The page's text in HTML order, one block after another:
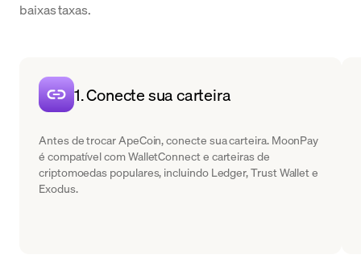
baixas taxas.
1. Conecte sua carteira
Antes de trocar ApeCoin, conecte sua carteira. MoonPay
é compatível com WalletConnect e carteiras de
criptomoedas populares, incluindo Ledger, Trust Wallet e
Exodus.